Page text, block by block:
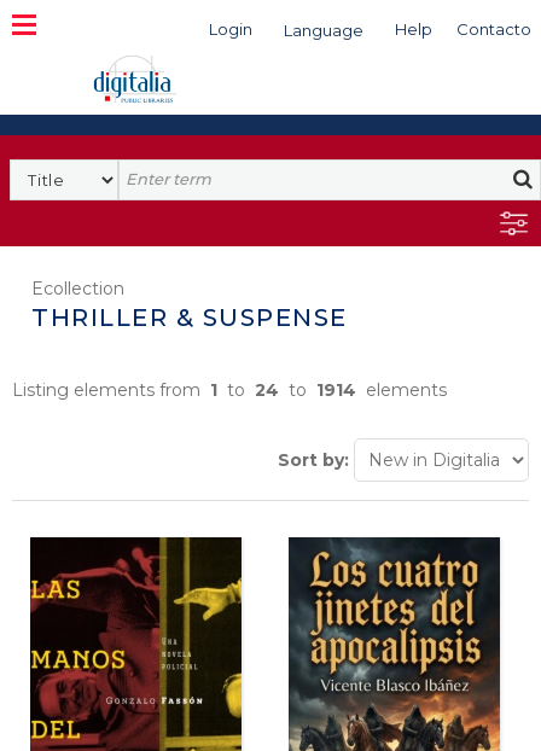
Login Language Help Contacto
Search
Ecollection
THRILLER & SUSPENSE
Listing elements from 1 to 24 to 1914 elements
Sort by: